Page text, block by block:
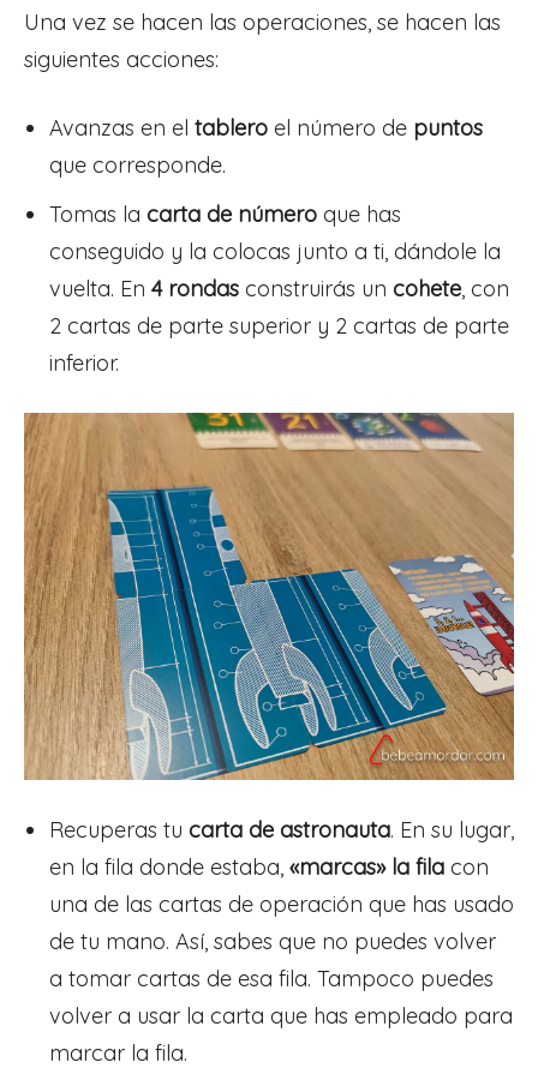
Una vez se hacen las operaciones, se hacen las
siguientes acciones:
Avanzas en el tablero el número de puntos
que corresponde.
Tomas la carta de número que has
conseguido y la colocas junto a ti, dándole la
vuelta. En 4 rondas construirás un cohete , con
2 cartas de parte superior y 2 cartas de parte
inferior.
Recuperas tu carta de astronauta. En su lugar,
en la fila donde estaba, «marcas» la fila con
una de las cartas de operación que has usado
de tu mano. Así, sabes que no puedes volver
a tomar cartas de esa fila. Tampoco puedes
volver a usar la carta que has empleado para
marcar la fila.